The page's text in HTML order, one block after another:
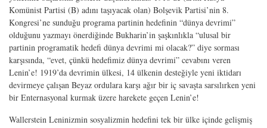
Komünist Partisi (B) adını taşıyacak olan) Bolşevik Partisi’nin 8.
Kongresi’ne sunduğu programa partinin hedefinin “dünya devrimi”
olduğunu yazmayı önerdiğinde Bukharin’in şaşkınlıkla “ulusal bir
partinin programatik hedefi dünya devrimi mi olacak?” diye sorması
karşısında, “evet, çünkü hedefimiz dünya devrimi” cevabını veren
Lenin’e! 1919’da devrimin ülkesi, 14 ülkenin desteğiyle yeni iktidarı
devirmeye çalışan Beyaz ordulara karşı ağır bir iç savaşta sarsılırken yeni
bir Enternasyonal kurmak üzere harekete geçen Lenin’e!
Wallerstein Leninizmin sosyalizmin hedefini tek bir ülke içinde gelişmiş